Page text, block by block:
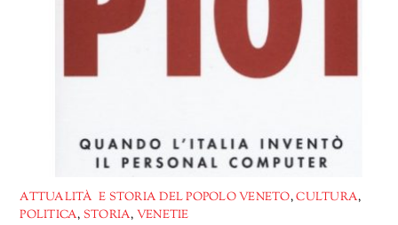
ATTUALITÀ E STORIA DEL POPOLO VENETO,CULTURA,
POLITICA, STORIA, VENETIE